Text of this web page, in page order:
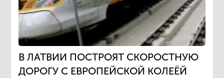
В ЛАТВИИ ПОСТРОЯТ СКОРОСТНУЮ
ДОРОГУ С ЕВРОПЕЙСКОЙ КОЛЕЁЙ